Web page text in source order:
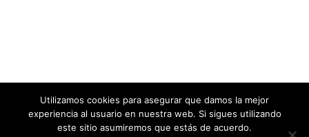
Utilizamos cookies para asegurar que damos la mejor
experiencia al usuario en nuestra web. Si sigues utilizando
este sitio asumiremos que estás de acuerdo.